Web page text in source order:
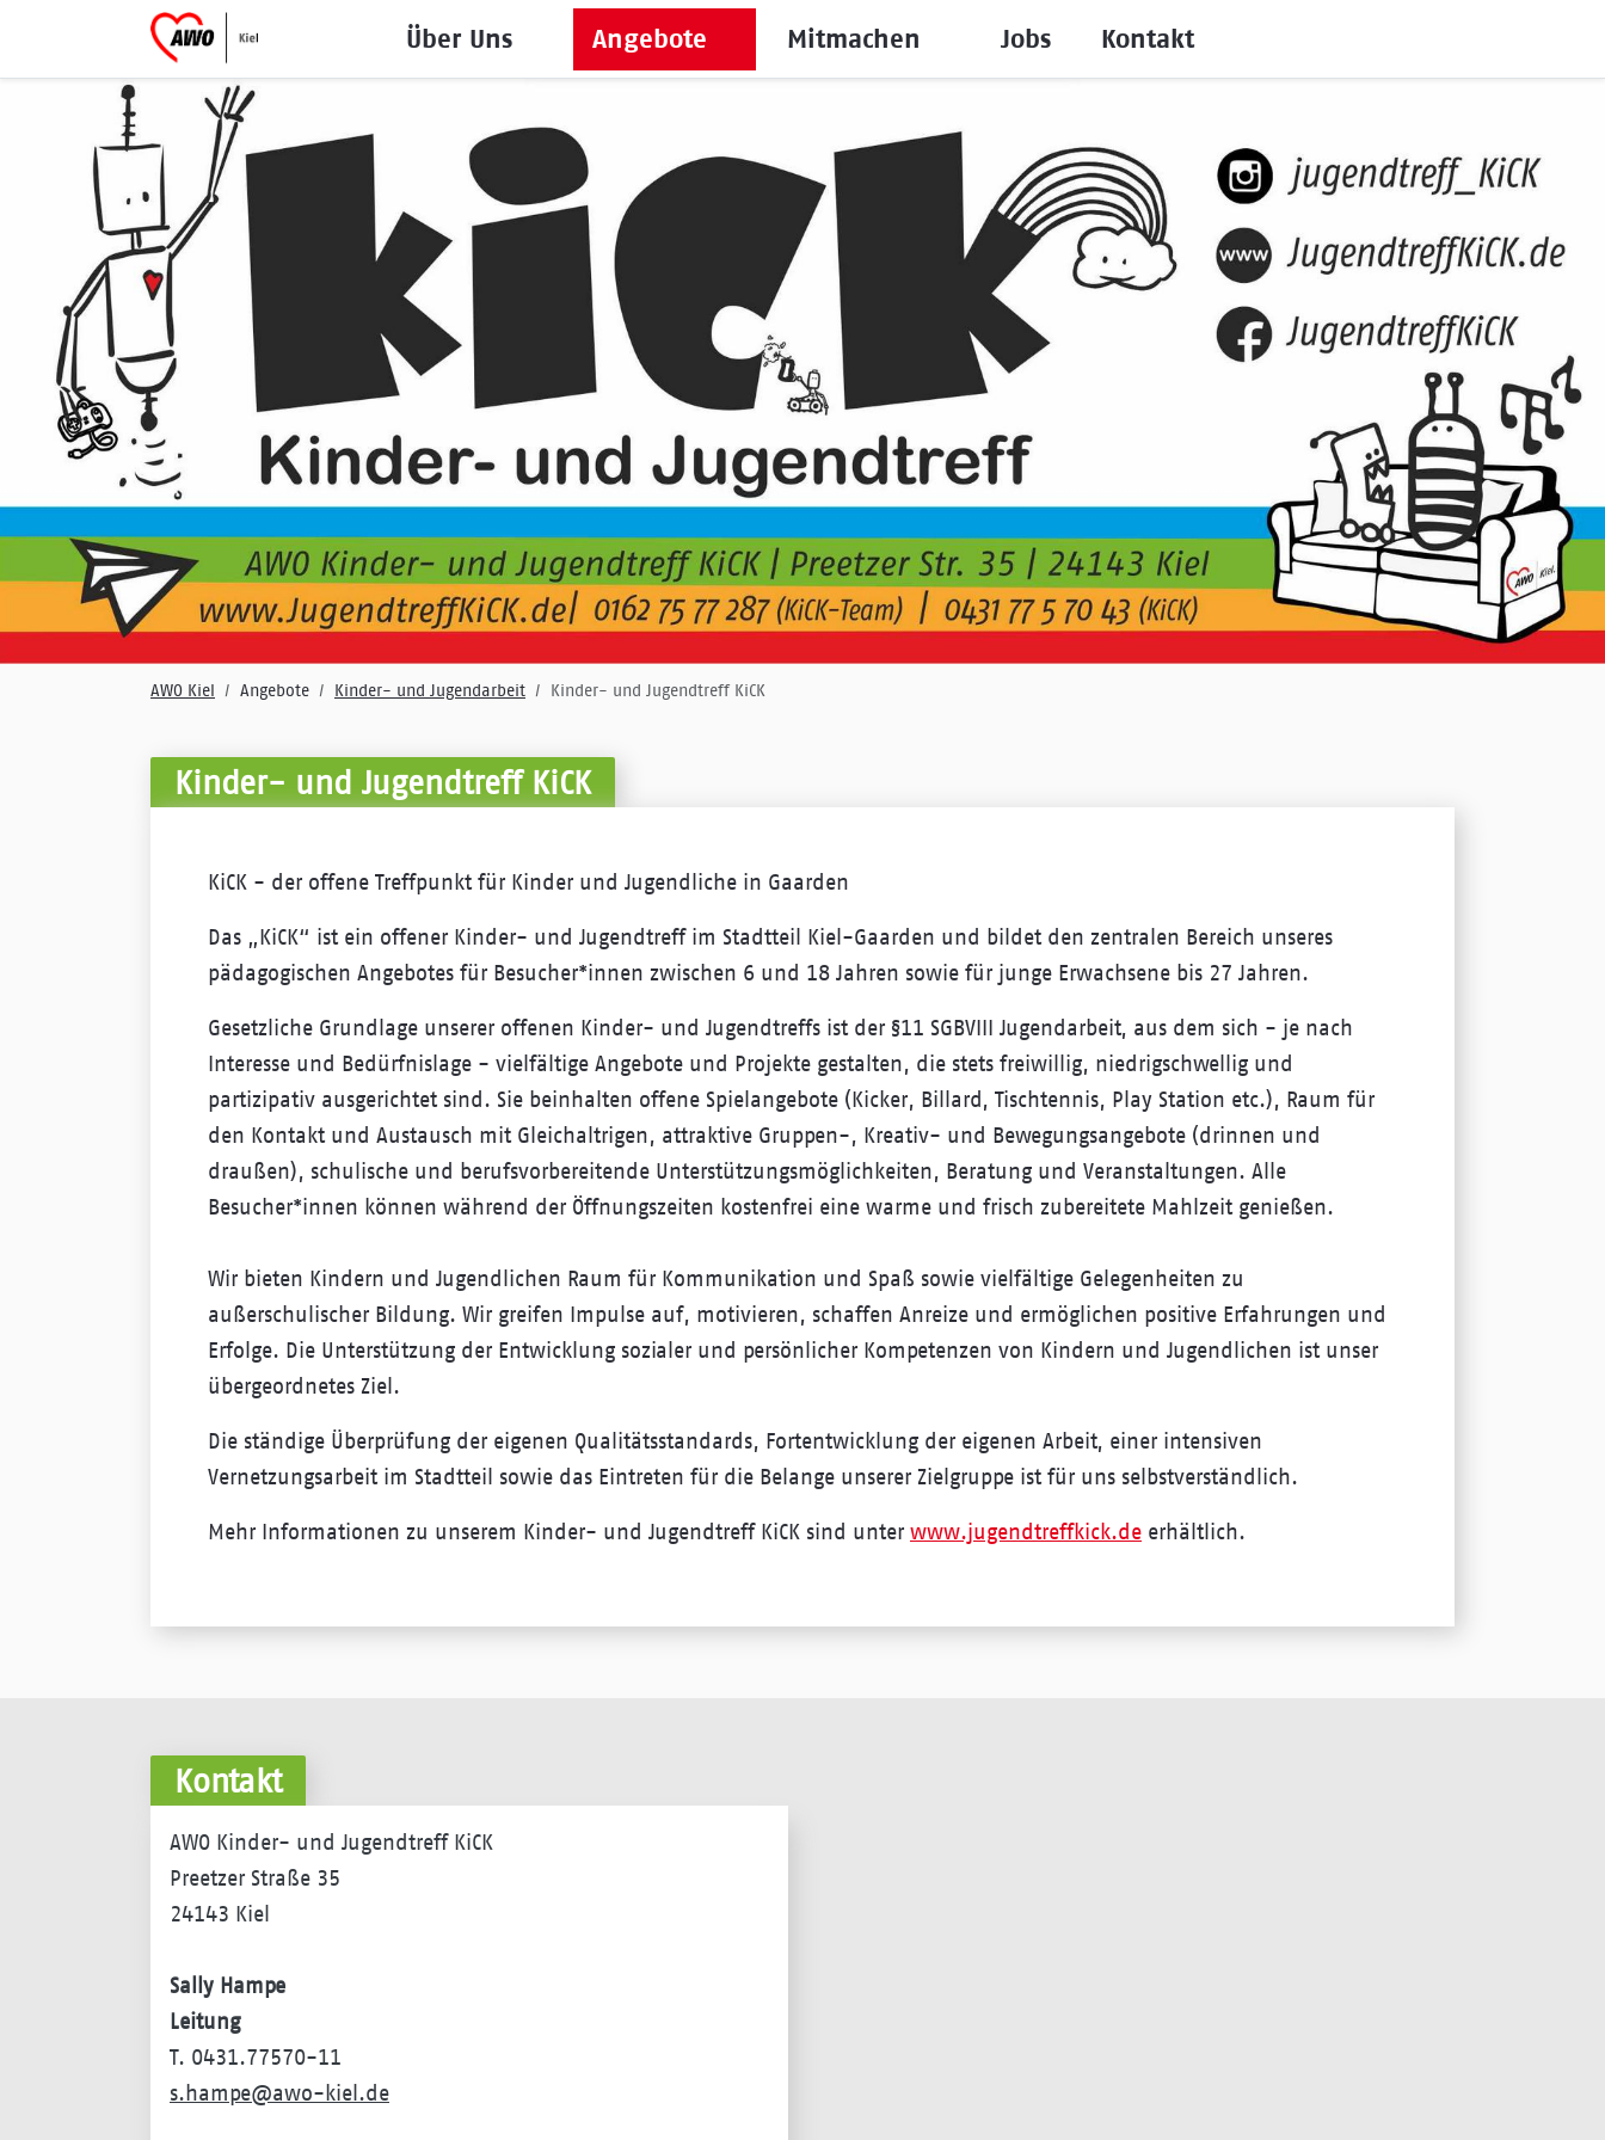
Über Uns Angebote Mitmachen Jobs Kontakt
AWO Kiel Angebote Kinder- und Jugendarbeit Kinder- und Jugendtreff KiCK
Kinder- und Jugendtreff KiCK
KiCK - der offene Treffpunkt für Kinder und Jugendliche in Gaarden
Das „KiCK“ ist ein offener Kinder- und Jugendtreff im Stadtteil Kiel-Gaarden und bildet den zentralen Bereich unseres
pädagogischen Angebotes für Besucher*innen zwischen 6 und 18 Jahren sowie für junge Erwachsene bis 27 Jahren.
Gesetzliche Grundlage unserer offenen Kinder- und Jugendtreffs ist der §11 SGBVIII Jugendarbeit, aus dem sich - je nach
Interesse und Bedürfnislage - vielfältige Angebote und Projekte gestalten, die stets freiwillig, niedrigschwellig und
partizipativ ausgerichtet sind. Sie beinhalten offene Spielangebote (Kicker, Billard, Tischtennis, Play Station etc.), Raum für
den Kontakt und Austausch mit Gleichaltrigen, attraktive Gruppen-, Kreativ- und Bewegungsangebote (drinnen und
draußen), schulische und berufsvorbereitende Unterstützungsmöglichkeiten, Beratung und Veranstaltungen. Alle
Besucher*innen können während der Öffnungszeiten kostenfrei eine warme und frisch zubereitete Mahlzeit genießen.
Wir bieten Kindern und Jugendlichen Raum für Kommunikation und Spaß sowie vielfältige Gelegenheiten zu
außerschulischer Bildung. Wir greifen Impulse auf, motivieren, schaffen Anreize und ermöglichen positive Erfahrungen und
Erfolge. Die Unterstützung der Entwicklung sozialer und persönlicher Kompetenzen von Kindern und Jugendlichen ist unser
übergeordnetes Ziel.
Die ständige Überprüfung der eigenen Qualitätsstandards, Fortentwicklung der eigenen Arbeit, einer intensiven
Vernetzungsarbeit im Stadtteil sowie das Eintreten für die Belange unserer Zielgruppe ist für uns selbstverständlich.
Mehr Informationen zu unserem Kinder- und Jugendtreff KiCK sind unter www.jugendtreffkick.de erhältlich.
Kontakt
AWO Kinder- und Jugendtreff KiCK
Preetzer Straße 35
24143 Kiel
Sally Hampe
Leitung
T. 0431.77570-11
s.hampe@awo-kiel.de